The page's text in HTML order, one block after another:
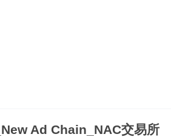
Ad Chain_NAC交易所